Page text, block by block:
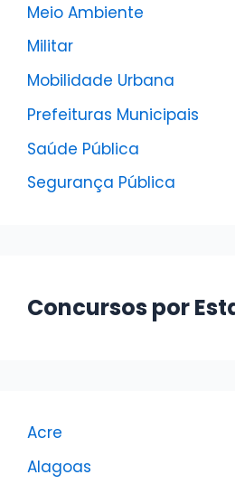
Meio Ambiente
Militar
Mobilidade Urbana
Prefeituras Municipais
Saúde Pública
Segurança Pública
Concursos por
Acre
Alagoas